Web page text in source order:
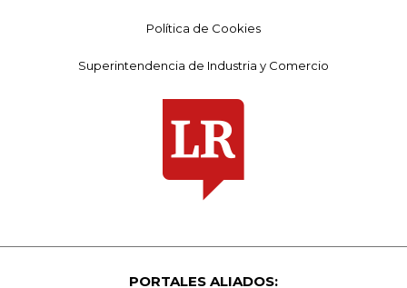
Política de Cookies
Superintendencia de Industria y Comercio
PORTALES ALIADOS: